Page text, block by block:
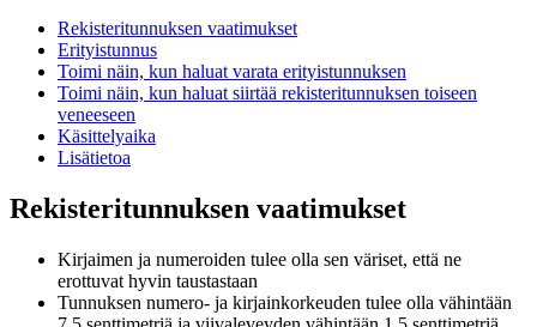
Rekisteritunnuksen vaatimukset
Erityistunnus
Toimi näin, kun haluat varata erityistunnuksen
Toimi näin, kun haluat siirtää rekisteritunnuksen toiseen
veneeseen
Käsittelyaika
Lisätietoa
Rekisteritunnuksen vaatimukset
Kirjaimen ja numeroiden tulee olla sen väriset, että ne
erottuvat hyvin taustastaan
Tunnuksen numero- ja kirjainkorkeuden tulee olla vähintään